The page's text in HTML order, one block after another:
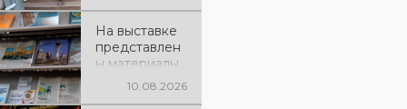
ного
конкурса
исполнителе
й «Алтын
микрофон –
На выставке
представлен
ы материалы
об истории
10.08.2026